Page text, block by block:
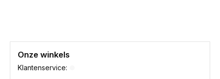
Onze winkels
Klantenservice: